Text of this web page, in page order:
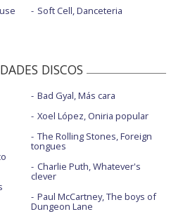
Soft Cell, Danceteria
DISCOS
Bad Gyal, Más cara
Xoel López, Oniria popular
The Rolling Stones, Foreign
tongues
Charlie Puth, Whatever's
clever
Paul McCartney, The boys of
Dungeon Lane